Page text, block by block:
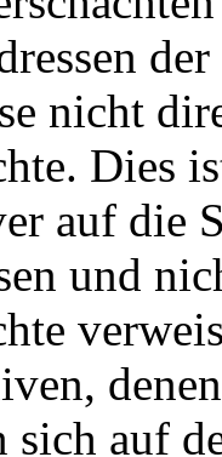
nicht
Dies
auf die
und
sich auf